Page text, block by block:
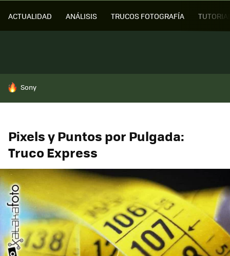
ACTUALIDAD ANÁLISIS TRUCOS FOTOGRAFÍA
HOY SE HABLA DE
Sony
Pixels y Puntos por Pulgada:
Truco Express